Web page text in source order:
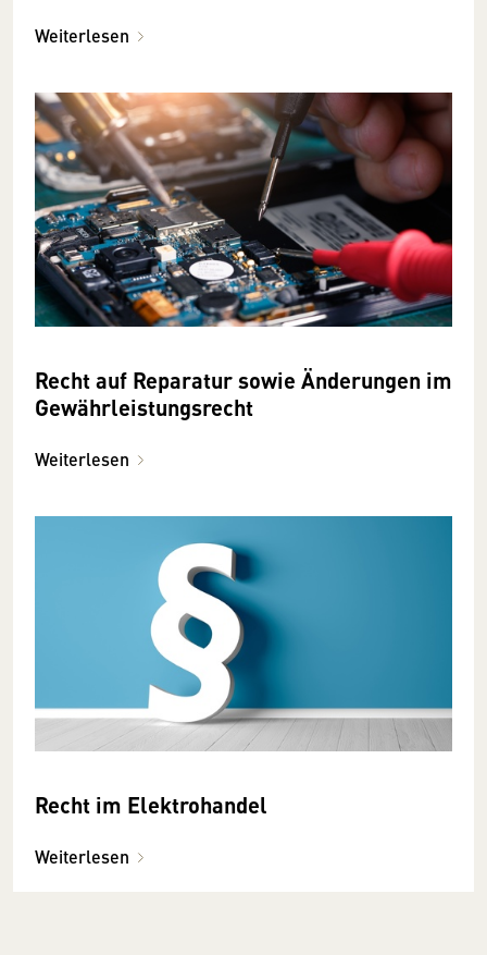
Weiterlesen
Recht auf Reparatur sowie Änderungen im
Gewährleistungsrecht
Weiterlesen
Recht im Elektrohandel
Weiterlesen